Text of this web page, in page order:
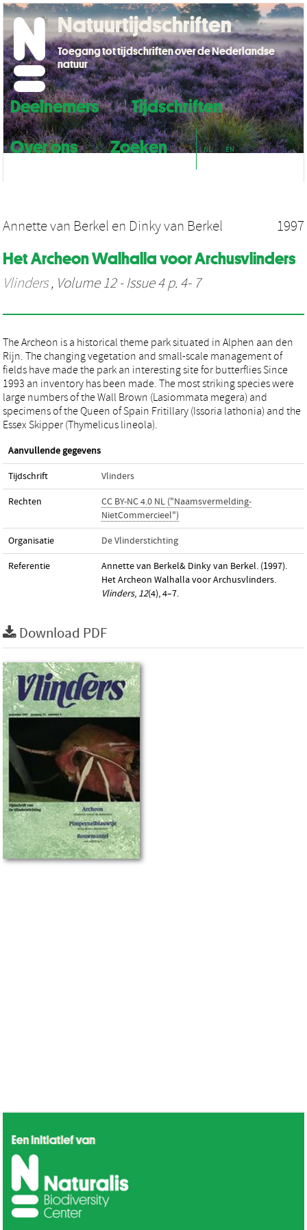
Deelnemers
Tijdschriften
Over ons
Zoeken NL EN
Natuurtijdschriften
Toegang tot tijdschriften over de Nederlandse
natuur
Annette van Berkel en Dinky van Berkel 1997
Het Archeon Walhalla voor Archusvlinders
Vlinders, Volume 12 - Issue 4 p. 4- 7
The Archeon is a historical theme park situated in Alphen aan den
Rijn. The changing vegetation and small-scale management of
fields have made the park an interesting site for butterflies Since
1993 an inventory has been made. The most striking species were
large numbers of the Wall Brown (Lasiommata megera) and
specimens of the Queen of Spain Fritillary (Issoria lathonia) and the
Essex Skipper (Thymelicus lineola).
Aanvullende gegevens
Tijdschrift Vlinders
Rechten
CC BY-NC 4.0 NL ("Naamsvermelding-
NietCommercieel")
Organisatie De Vlinderstichting
Referentie
Annette van Berkel& Dinky van Berkel. (1997).
Het Archeon Walhalla voor Archusvlinders.
Vlinders, 12(4), 4–7.
Download PDF